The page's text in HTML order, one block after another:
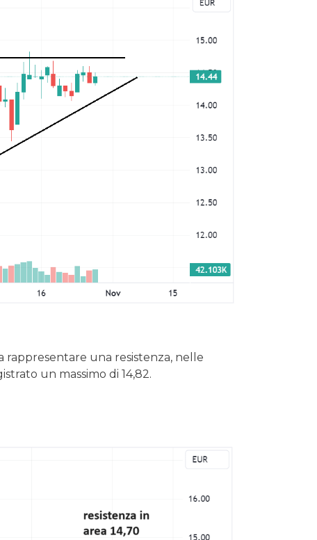
rappresentare una resistenza, nelle
un massimo di 14,82.